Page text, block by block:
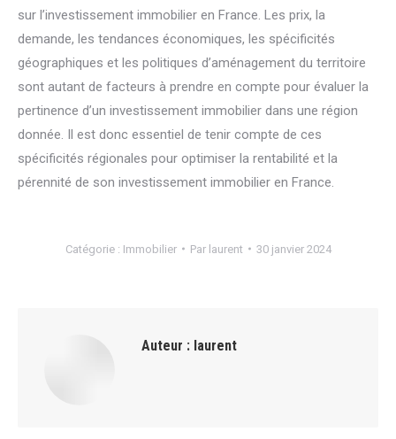
sur l’investissement immobilier en France. Les prix, la
demande, les tendances économiques, les spécificités
géographiques et les politiques d’aménagement du territoire
sont autant de facteurs à prendre en compte pour évaluer la
pertinence d’un investissement immobilier dans une région
donnée. Il est donc essentiel de tenir compte de ces
spécificités régionales pour optimiser la rentabilité et la
pérennité de son investissement immobilier en France.
Catégorie : Immobilier Par laurent 30 janvier 2024
Auteur : laurent